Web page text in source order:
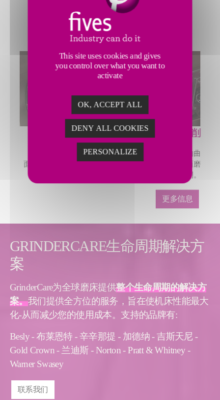
等品牌的磨床解决方案。
更多信息
超精密磨削
法孚的克兰菲尔德精密业务领域包括从小型光学自由曲
面、棱柱形和非球面磨削，到大型光学元件的自由曲面磨
削，以及大型鼓轮的金刚石车削。
更多信息
GRINDERCARE生命周期解决方
案
GrinderCare为全球磨床提供整个生命周期的解决方
案。我们提供全方位的服务，旨在使机床性能最大
化-从而减少您的使用成本。支持的品牌有:
Besly - 布莱恩特 - 辛辛那提 - 加德纳 - 吉斯天尼 -
Gold Crown - 兰迪斯 - Norton - Pratt & Whitney -
Warner Swasey
联系我们
This site uses cookies and gives
you control over what you want to
activate
OK, ACCEPT ALL
DENY ALL COOKIES
PERSONALIZE